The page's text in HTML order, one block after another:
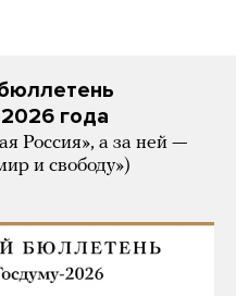
года
Россия», а за ней —
и свободу»)